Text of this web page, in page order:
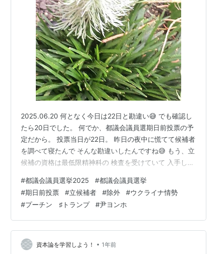
2025.06.20 何となく今日は22日と勘違い😅 でも確認し
たら20日でした。 何でか、都議会議員選期日前投票の予
定だから。 投票当日が22日。 昨日の夜中に慌てて候補者
を調べて寝たんで そんな勘違いしたんですね😅 もう、立
候補の資格は最低限精神科の 検査を受けていて 入手した
んだ考えをしない人と判定を受けて 合格する義務をつけ
て欲しいです。 例えばこんなのに政治をされたら 日本が
滅びます では本音や普段思っていることを ポストしたり
しているので、 往々にしてこんなおかしな考え方をする
人たちがいて、 彼らも仲間を得ると妙な自信がついて …
#都議会議員選挙2025 #都議会議員選挙
#期日前投票 #立候補者 #除外 #ウクライナ情勢
#プーチン ♯トランプ #尹ヨンホ
資本論を学習しよう！ • 1年前